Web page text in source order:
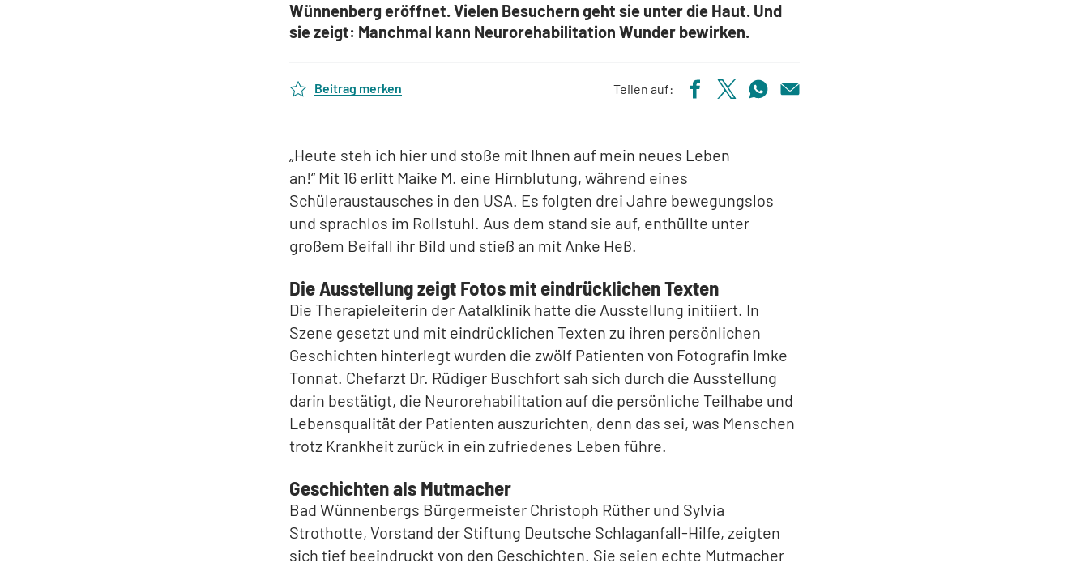
Wünnenberg eröffnet. Vielen Besuchern geht sie unter die Haut. Und
sie zeigt: Manchmal kann Neurorehabilitation Wunder bewirken.
Beitrag merken Teilen auf:
„Heute steh ich hier und stoße mit Ihnen auf mein neues Leben
an!“ Mit 16 erlitt Maike M. eine Hirnblutung, während eines
Schüleraustausches in den USA. Es folgten drei Jahre bewegungslos
und sprachlos im Rollstuhl. Aus dem stand sie auf, enthüllte unter
großem Beifall ihr Bild und stieß an mit Anke Heß.
Die Ausstellung zeigt Fotos mit eindrücklichen Texten
Die Therapieleiterin der Aatalklinik hatte die Ausstellung initiiert. In
Szene gesetzt und mit eindrücklichen Texten zu ihren persönlichen
Geschichten hinterlegt wurden die zwölf Patienten von Fotografin Imke
Tonnat. Chefarzt Dr. Rüdiger Buschfort sah sich durch die Ausstellung
darin bestätigt, die Neurorehabilitation auf die persönliche Teilhabe und
Lebensqualität der Patienten auszurichten, denn das sei, was Menschen
trotz Krankheit zurück in ein zufriedenes Leben führe.
Geschichten als Mutmacher
Bad Wünnenbergs Bürgermeister Christoph Rüther und Sylvia
Strothotte, Vorstand der Stiftung Deutsche Schlaganfall-Hilfe, zeigten
sich tief beeindruckt von den Geschichten. Sie seien echte Mutmacher